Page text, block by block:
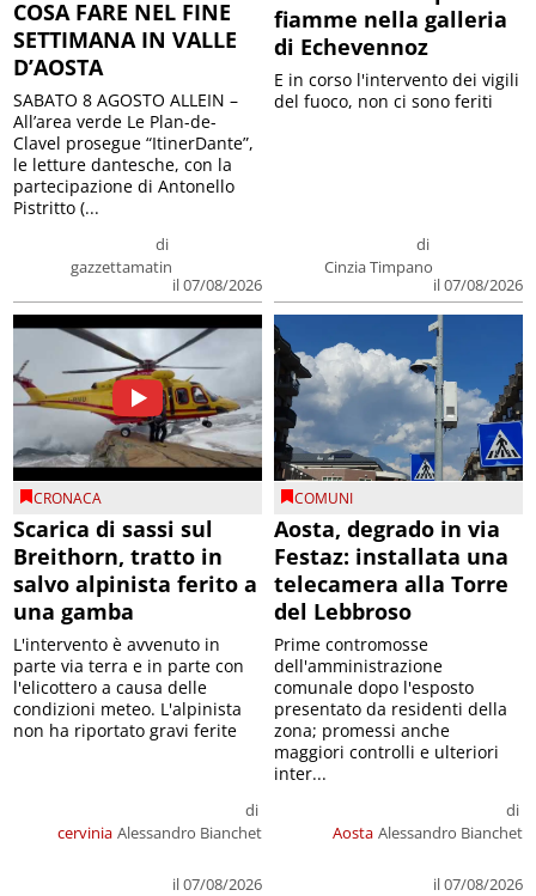
COSA FARE NEL FINE
SETTIMANA IN VALLE
D’AOSTA
di
gazzettamatin
il 07/08/2026
SABATO 8 AGOSTO ALLEIN –
All’area verde Le Plan-de-
Clavel prosegue “ItinerDante”,
le letture dantesche, con la
partecipazione di Antonello
Pistritto (...
fiamme nella galleria
di Echevennoz
di
Cinzia Timpano
il 07/08/2026
E in corso l'intervento dei vigili
del fuoco, non ci sono feriti
CRONACA
Scarica di sassi sul
Breithorn, tratto in
salvo alpinista ferito a
una gamba
cervinia
di
Alessandro Bianchet
il 07/08/2026
L'intervento è avvenuto in
parte via terra e in parte con
l'elicottero a causa delle
condizioni meteo. L'alpinista
non ha riportato gravi ferite
COMUNI
Aosta, degrado in via
Festaz: installata una
telecamera alla Torre
del Lebbroso
Aosta
di
Alessandro Bianchet
il 07/08/2026
Prime contromosse
dell'amministrazione
comunale dopo l'esposto
presentato da residenti della
zona; promessi anche
maggiori controlli e ulteriori
inter...